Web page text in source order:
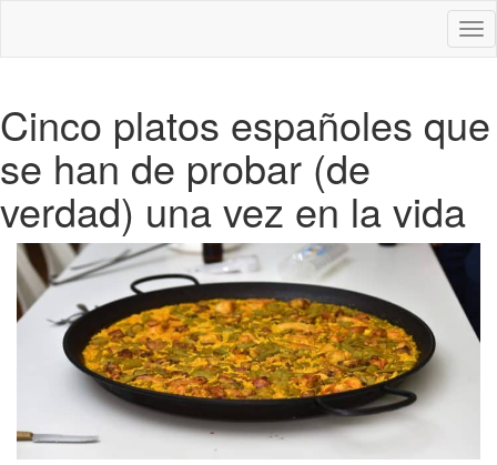
Cinco platos españoles que
se han de probar (de
verdad) una vez en la vida